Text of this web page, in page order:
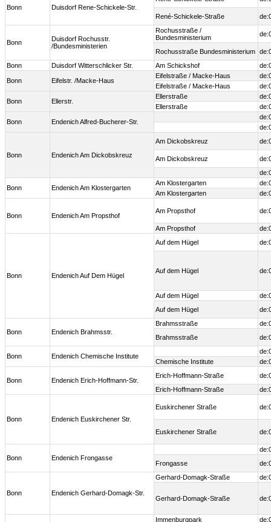
Bonn Duisdorf Rene-Schickele-Str.
René-Schickele-Straße
Bonn
Duisdorf Rochusstr.
/Bundesministerien
Rochusstraße /
Bundesministerium
Rochusstraße Bundesministerium
Bonn
Duisdorf Witterschlicker Str. Am Schickshof
Bonn Eifelstr. /Macke-Haus
Eifelstraße / Macke-Haus
Eifelstraße / Macke-Haus
Bonn Ellerstr.
Ellerstraße
Ellerstraße
Bonn Endenich Alfred-Bucherer-Str.
Bonn Endenich Am Dickobskreuz
Am Dickobskreuz
Am Dickobskreuz
Bonn Endenich Am Klostergarten
Am Klostergarten
Am Klostergarten
Bonn Endenich Am Propsthof
Am Propsthof
Am Propsthof
Bonn Endenich Auf Dem Hügel
Auf dem Hügel
Auf dem Hügel
Auf dem Hügel
Auf dem Hügel
Bonn Endenich Brahmsstr.
Brahmsstraße
Brahmsstraße
Bonn Endenich Chemische Institute
Chemische Institute
Bonn Endenich Erich-Hoffmann-Str.
Erich-Hoffmann-Straße
Erich-Hoffmann-Straße
Bonn Endenich Euskirchener Str.
Euskirchener Straße
Euskirchener Straße
Bonn Endenich Frongasse
Frongasse
Bonn Endenich Gerhard-Domagk-Str.
Gerhard-Domagk-Straße
Gerhard-Domagk-Straße
Immenburgpark